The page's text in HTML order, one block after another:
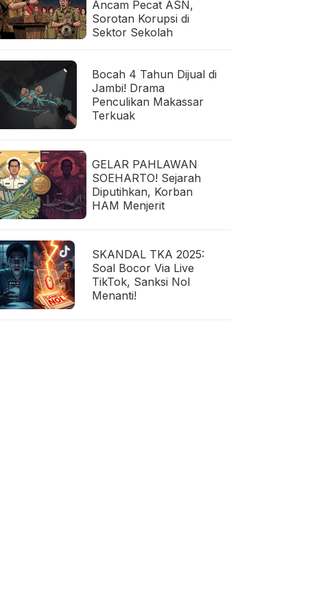
Ancam Pecat ASN,
Sorotan Korupsi di
Sektor Sekolah
Bocah 4 Tahun Dijual di
Jambi! Drama
Penculikan Makassar
Terkuak
GELAR PAHLAWAN
SOEHARTO! Sejarah
Diputihkan, Korban
HAM Menjerit
SKANDAL TKA 2025:
Soal Bocor Via Live
TikTok, Sanksi Nol
Menanti!